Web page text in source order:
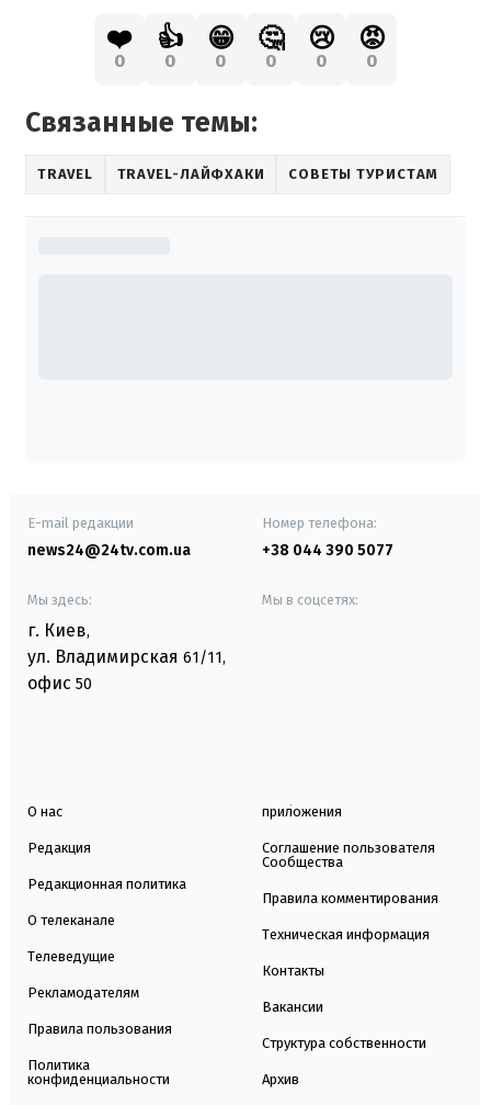
❤️
0
👍
0
😁
0
🤔
0
😢
0
😡
0
Связанные темы:
TRAVEL TRAVEL-ЛАЙФХАКИ СОВЕТЫ ТУРИСТАМ
E-mail редакции
news24@24tv.com.ua
Номер телефона:
+38 044 390 5077
Мы здесь:
г. Киев,
ул. Владимирская 61/11,
офис 50
Мы в соцсетях:
О нас
Редакция
Редакционная политика
О телеканале
Телеведущие
Рекламодателям
Правила пользования
Политика
конфиденциальности
приложения
Соглашение пользователя
Сообщества
Правила комментирования
Техническая информация
Контакты
Вакансии
Структура собственности
Архив